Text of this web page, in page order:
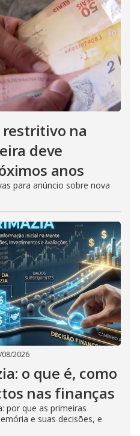
na
deve
anos
para anúncio sobre nova
08/2026
o que é, como
nas finanças
por que as primeiras
e suas decisões, e